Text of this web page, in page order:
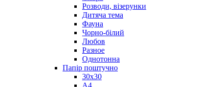
Розводи, візерунки
Дитяча тема
Фауна
Чорно-білий
Любов
Разное
Однотонна
Папір поштучно
30х30
А4